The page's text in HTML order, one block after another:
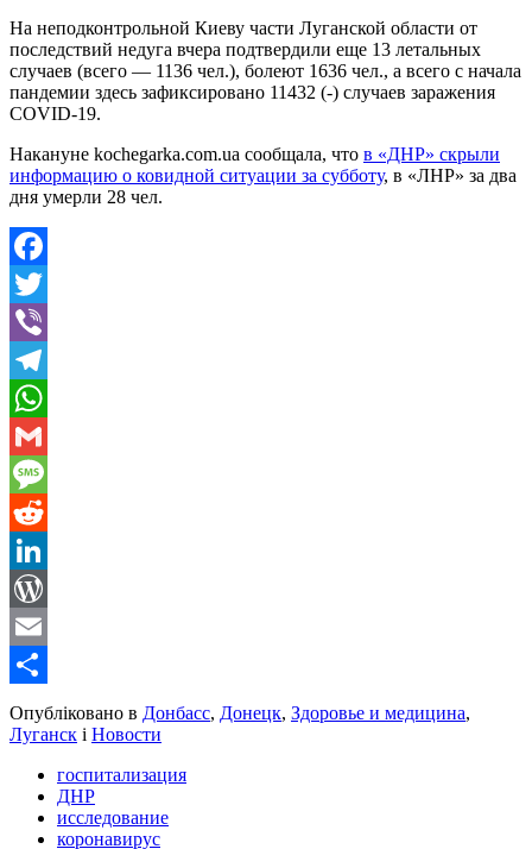
На неподконтрольной Киеву части Луганской области от
последствий недуга вчера подтвердили еще 13 летальных
случаев (всего — 1136 чел.), болеют 1636 чел., а всего с начала
пандемии здесь зафиксировано 11432 (-) случаев заражения
COVID-19.
Накануне kochegarka.com.ua сообщала, что в «ДНР» скрыли
информацию о ковидной ситуации за субботу, в «ЛНР» за два
дня умерли 28 чел.
Facebook
Twitter
Viber
Telegram
WhatsApp
Gmail
Message
Reddit
LinkedIn
WordPress
Email
Share
Опубліковано в Донбасс, Донецк, Здоровье и медицина,
Луганск і Новости
госпитализация
ДНР
исследование
коронавирус